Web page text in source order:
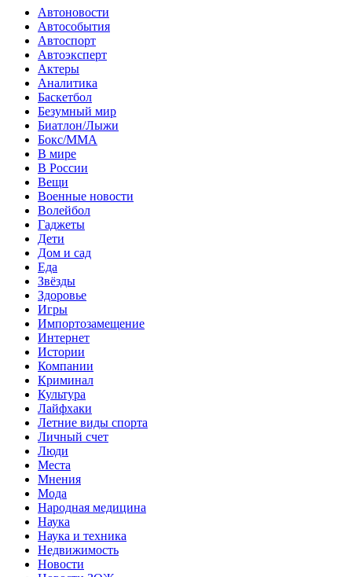
Автоновости
Автособытия
Автоспорт
Автоэксперт
Актеры
Аналитика
Баскетбол
Безумный мир
Биатлон/Лыжи
Бокс/MMA
В мире
В России
Вещи
Военные новости
Волейбол
Гаджеты
Дети
Дом и сад
Еда
Звёзды
Здоровье
Игры
Импортозамещение
Интернет
Истории
Компании
Криминал
Культура
Лайфхаки
Летние виды спорта
Личный счет
Люди
Места
Мнения
Мода
Народная медицина
Наука
Наука и техника
Недвижимость
Новости